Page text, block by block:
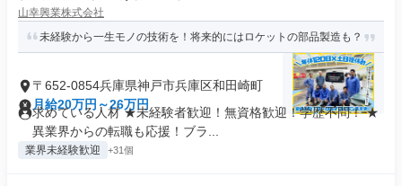
山幸興業株式会社
未経験から一生モノの技術を！将来的にはロケットの部品製造も？
〒652-0854兵庫県神戸市兵庫区和田崎町
月給20万円～26万円
求めている人材 ★未経験者歓迎！無資格歓迎！学歴不問！ ★
異業界からの転職も応援！ブラ...
業界未経験歓迎 +31個